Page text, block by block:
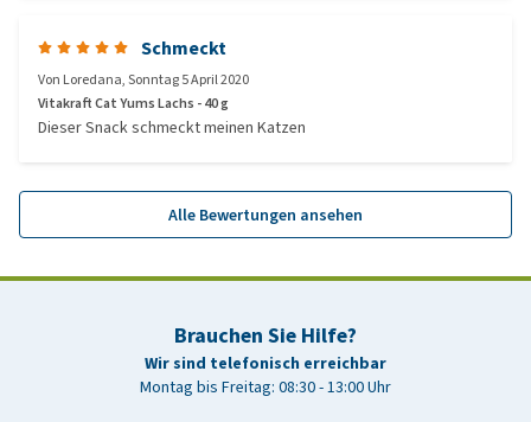
Schmeckt
Von Loredana,Sonntag 5 April 2020
Vitakraft Cat Yums Lachs - 40 g
Dieser Snack schmeckt meinen Katzen
Alle Bewertungen ansehen
Brauchen Sie Hilfe?
Wir sind telefonisch erreichbar
Montag bis Freitag: 08:30 - 13:00 Uhr